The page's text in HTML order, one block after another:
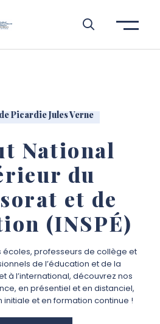
Picardie Jules Verne
National
du
et de
(INSPÉ)
écoles, professeurs de collège et
de l’éducation et de la
à l’international, découvrez nos
en présentiel et en distanciel,
et en formation continue !